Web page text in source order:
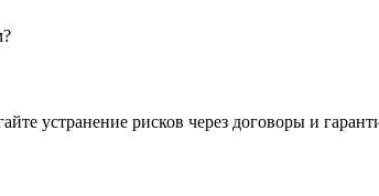
устранение рисков через договоры и